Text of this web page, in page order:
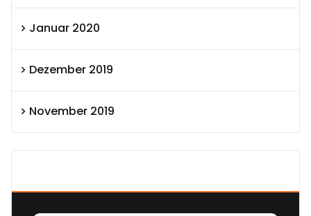
Januar 2020
Dezember 2019
November 2019